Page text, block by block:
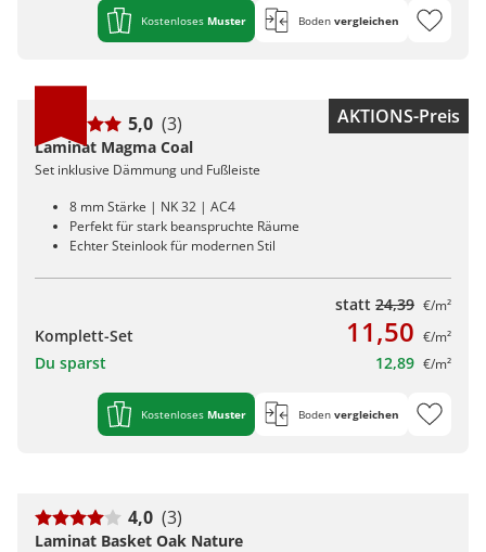
Kostenloses Muster Boden vergleichen
AKTIONS-Preis
5,0 (3)
Laminat Magma Coal
Set inklusive Dämmung und Fußleiste
8 mm Stärke | NK 32 | AC4
Perfekt für stark beanspruchte Räume
Echter Steinlook für modernen Stil
statt 24,39 €/m²
Komplett-Set 11,50 €/m²
Du sparst 12,89 €/m²
Kostenloses Muster Boden vergleichen
4,0 (3)
Laminat Basket Oak Nature